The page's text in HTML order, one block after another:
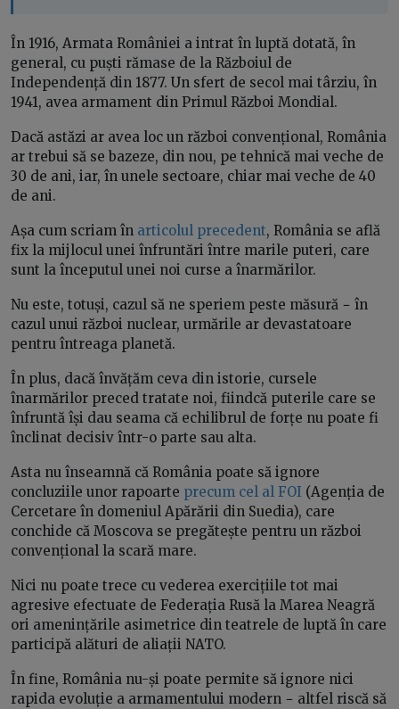
În 1916, Armata României a intrat în luptă dotată, în
general, cu puști rămase de la Războiul de
Independență din 1877. Un sfert de secol mai târziu, în
1941, avea armament din Primul Război Mondial.
Dacă astăzi ar avea loc un război convențional, România
ar trebui să se bazeze, din nou, pe tehnică mai veche de
30 de ani, iar, în unele sectoare, chiar mai veche de 40
de ani.
Așa cum scriam în articolul precedent, România se află
fix la mijlocul unei înfruntări între marile puteri, care
sunt la începutul unei noi curse a înarmărilor.
Nu este, totuși, cazul să ne speriem peste măsură − în
cazul unui război nuclear, urmările ar devastatoare
pentru întreaga planetă.
În plus, dacă învățăm ceva din istorie, cursele
înarmărilor preced tratate noi, fiindcă puterile care se
înfruntă își dau seama că echilibrul de forțe nu poate fi
înclinat decisiv într-o parte sau alta.
Asta nu înseamnă că România poate să ignore
concluziile unor rapoarte precum cel al FOI (Agenția de
Cercetare în domeniul Apărării din Suedia), care
conchide că Moscova se pregătește pentru un război
convențional la scară mare.
Nici nu poate trece cu vederea exercițiile tot mai
agresive efectuate de Federația Rusă la Marea Neagră
ori amenințările asimetrice din teatrele de luptă în care
participă alături de aliații NATO.
În fine, România nu-și poate permite să ignore nici
rapida evoluție a armamentului modern − altfel riscă să